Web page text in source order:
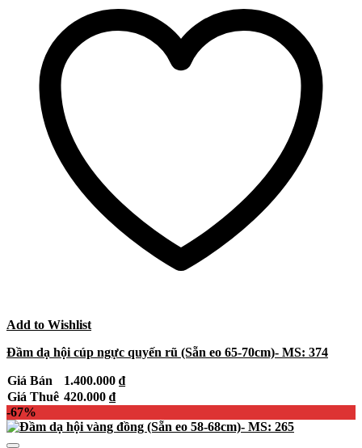
Add to Wishlist
Đầm dạ hội cúp ngực quyến rũ (Sẵn eo 65-70cm)- MS: 374
Giá Bán 1.400.000 ₫
Giá Thuê 420.000 ₫
-67%